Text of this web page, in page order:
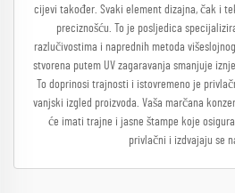
cijevi također. Svaki element dizajna, čak i
preciznošću. To je posljedica
razlučivostima i naprednih metoda
stvorena putem UV zagaravanja smanjuje
To doprinosi trajnosti i istovremeno je
vanjski izgled proizvoda. Vaša marčana
će imati trajne i jasne štampe koje
privlačni i izdvajaju se